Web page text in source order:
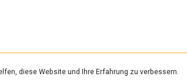
diese Website und Ihre Erfahrung zu verbessern.